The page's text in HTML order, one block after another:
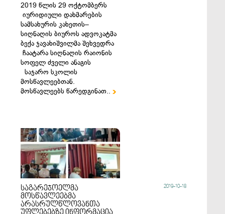
2019 წლის 29 ოქტომბერს
იურიდიული დახმარების
სამსახურის კახეთის–
სიღნაღის ბიუროს ადვოკატმა
ბექა ჯავახიშვილმა შეხვედრა
ჩაატარა სიღნაღის რაიონის
სოფელ ძველი ანაგის
საჯარო სკოლის
მოსწავლეებთან.
მოსწავლეებს წარედგინათ..
საგარეჯოელმა
მოსწავლეებმა
არასრულწლოვანთა
2019-10-18